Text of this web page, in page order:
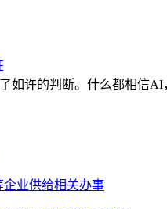
如许的判断。什么都相信
企业供给相关办事